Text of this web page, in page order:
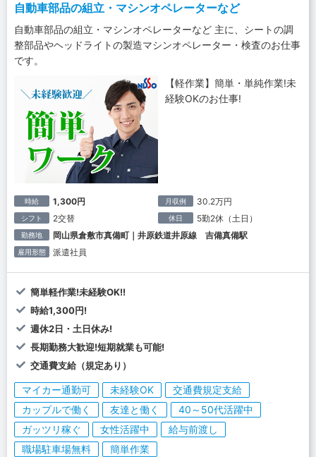
自動車部品の組立・マシンオペレーターなど
自動車部品の組立・マシンオペレーターなど 主に、シートの調
整部品やヘッドライトの製造マシンオペレーター・検査のお仕事
です。
【軽作業】簡単・単純作業!未
経験OKのお仕事!
時給 1,300円 月収例 30.2万円
シフト 2交替 休日 5勤2休（土日）
勤務地 岡山県倉敷市真備町｜井原鉄道井原線 吉備真備駅
雇用形態 派遣社員
簡単軽作業!未経験OK!!
時給1,300円!
週休2日・土日休み!
長期勤務大歓迎!短期就業も可能!
交通費支給（規定あり）
マイカー通勤可 未経験OK
交通費規定支給
カップルで働く
友達と働く
40～50代活躍中
ガッツリ稼ぐ
女性活躍中
給与前渡し
職場駐車場無料
簡単作業